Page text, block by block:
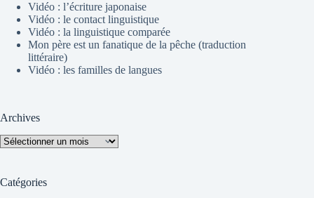
Vidéo : l’écriture japonaise
Vidéo : le contact linguistique
Vidéo : la linguistique comparée
Mon père est un fanatique de la pêche (traduction
littéraire)
Vidéo : les familles de langues
Archives
Archives
Catégories